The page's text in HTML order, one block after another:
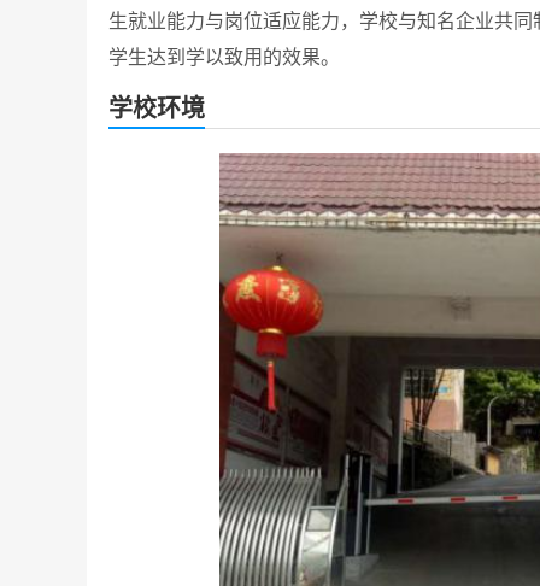
生就业能力与岗位适应能力，学校与知名企业共
学生达到学以致用的效果。
学校环境